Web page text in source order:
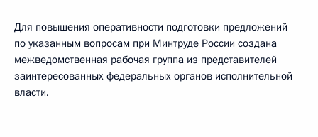
Для повышения оперативности подготовки предложений
по указанным вопросам при Минтруде России создана
межведомственная рабочая группа из представителей
заинтересованных федеральных органов исполнительной
власти.